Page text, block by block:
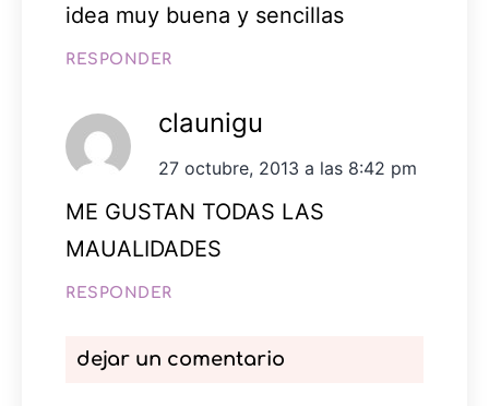
idea muy buena y sencillas
RESPONDER
claunigu
27 octubre, 2013 a las 8:42 pm
ME GUSTAN TODAS LAS
MAUALIDADES
RESPONDER
dejar un comentario